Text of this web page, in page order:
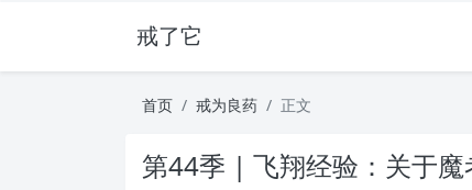
戒了它
首页 戒为良药 正文
第44季 | 飞翔经验：关于